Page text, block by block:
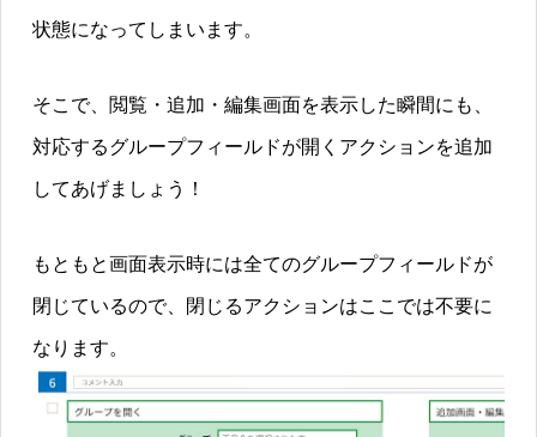
状態になってしまいます。
そこで、閲覧・追加・編集画面を表示した瞬間にも、
対応するグループフィールドが開くアクションを追加
してあげましょう！
もともと画面表示時には全てのグループフィールドが
閉じているので、閉じるアクションはここでは不要に
なります。